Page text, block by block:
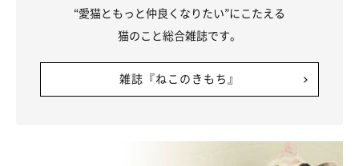
“愛猫ともっと仲良くなりたい”にこたえる
猫のこと総合雑誌です。
雑誌『ねこのきもち』